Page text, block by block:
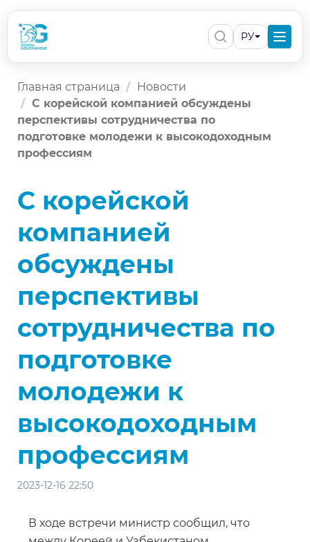
РУ
Главная страница
Новости
С корейской компанией обсуждены
перспективы сотрудничества по
подготовке молодежи к высокодоходным
профессиям
С корейской
компанией
обсуждены
перспективы
сотрудничества по
подготовке
молодежи к
высокодоходным
профессиям
2023-12-16 22:50
В ходе встречи министр сообщил, что